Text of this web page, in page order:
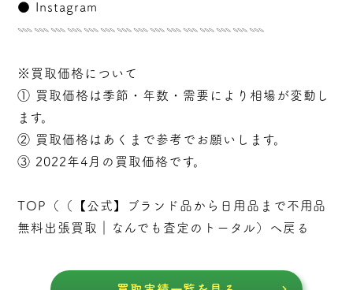
●
Instagram
𓇠𓇠𓇠𓇠𓇠𓇠𓇠𓇠𓇠𓇠𓇠𓇠𓇠𓇠𓇠
※買取価格について
① 買取価格は季節・年数・需要により相場が変動し
ます。
② 買取価格はあくまで参考でお願いします。
③ 2022年4月の買取価格です。
TOP（（
【公式】ブランド品から日用品まで不用品
無料出張買取｜なんでも査定のトータル ）へ戻る